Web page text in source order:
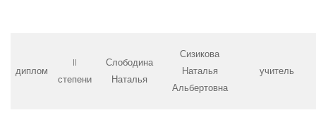
диплом
II
степени
Слободина
Наталья
Сизикова
Наталья
Альбертовна
учитель